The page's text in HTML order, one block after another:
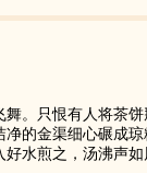
舞。只恨有人将茶
的金渠细心碾成
好水煎之，汤沸声